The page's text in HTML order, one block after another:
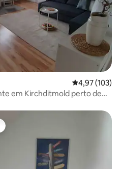
4,97 de uma
4,97 (103)
em Kirchditmold perto de
dos hóspedes